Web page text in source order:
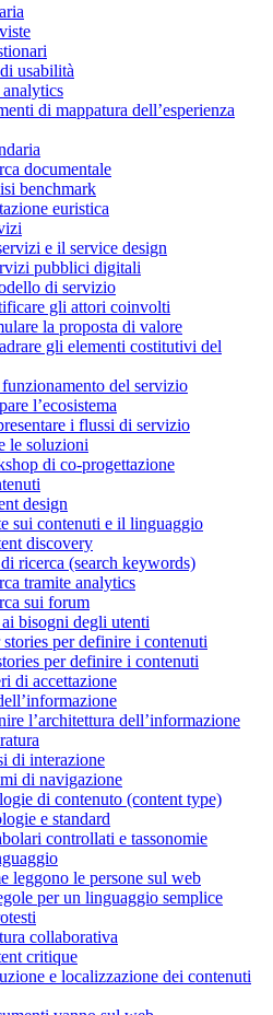
usabilità
di mappatura dell’esperienza
documentale
benchmark
euristica
e il service design
pubblici digitali
di servizio
gli attori coinvolti
la proposta di valore
gli elementi costitutivi del
del servizio
l’ecosistema
i flussi di servizio
le soluzioni
di co-progettazione
design
sui contenuti e il linguaggio
discovery
ricerca (search keywords)
tramite analytics
sui forum
bisogni degli utenti
per definire i contenuti
per definire i contenuti
di accettazione
l’architettura dell’informazione
di interazione
di navigazione
di contenuto (content type)
e standard
controllati e tassonomie
leggono le persone sul web
per un linguaggio semplice
collaborativa
critique
e localizzazione dei contenuti